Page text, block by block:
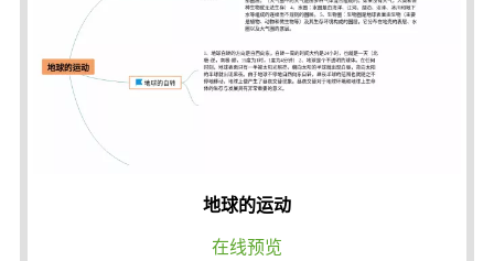
地球的运动
在线预览